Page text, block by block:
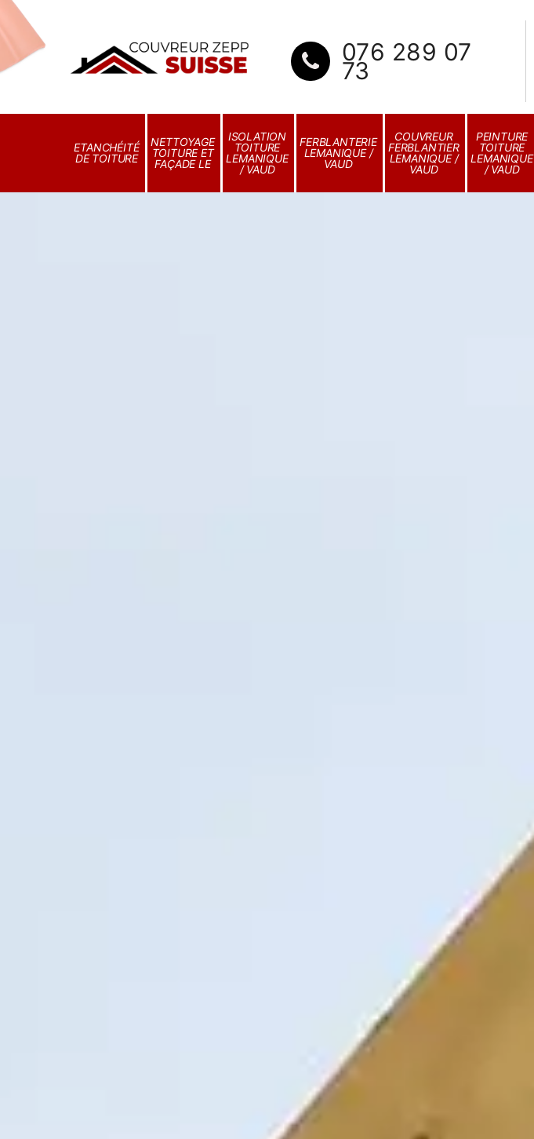
076 289 07
73
ETANCHÉITÉ
DE TOITURE
NETTOYAGE
TOITURE ET
FAÇADE LE
ISOLATION
TOITURE
LEMANIQUE
/ VAUD
FERBLANTERIE
LEMANIQUE /
VAUD
COUVREUR
FERBLANTIER
LEMANIQUE /
VAUD
PEINTURE
TOITURE
LEMANIQUE
/ VAUD